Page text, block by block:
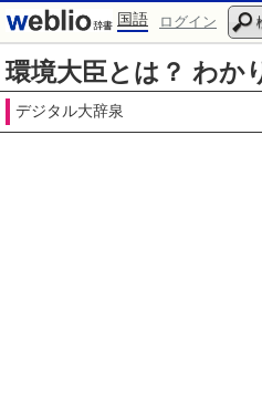
国語 ログイン
環境大臣とは？ わか
デジタル大辞泉